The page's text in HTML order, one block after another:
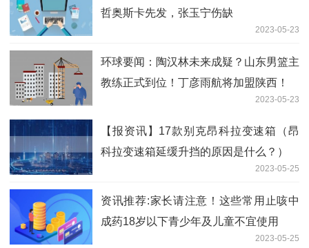
哲奥斯卡先发，张玉宁伤缺
2023-05-23
环球要闻：陶汉林未来成疑？山东男篮主
教练正式到位！丁彦雨航将加盟陕西！
2023-05-23
【报资讯】17款别克昂科拉变速箱（昂
科拉变速箱延缓升挡的原因是什么？）
2023-05-25
资讯推荐:家长请注意！这些常用止咳中
成药18岁以下青少年及儿童不宜使用
2023-05-25